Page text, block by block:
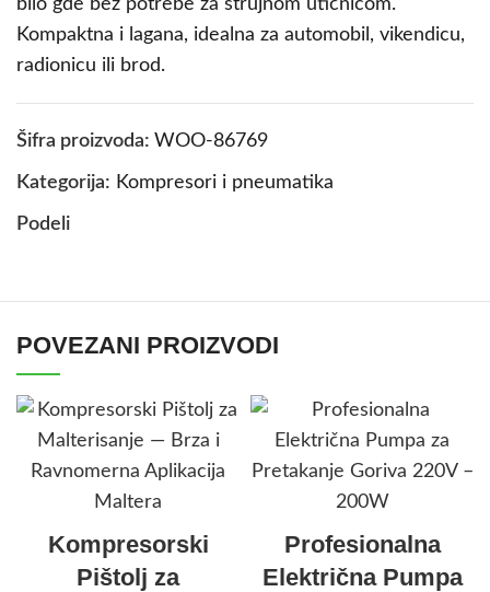
bilo gde bez potrebe za strujnom utičnicom.
Kompaktna i lagana, idealna za automobil, vikendicu,
radionicu ili brod.
Šifra proizvoda: WOO-86769
Kategorija: Kompresori i pneumatika
Podeli
POVEZANI PROIZVODI
Kompresorski
Pištolj za
Profesionalna
Električna Pumpa